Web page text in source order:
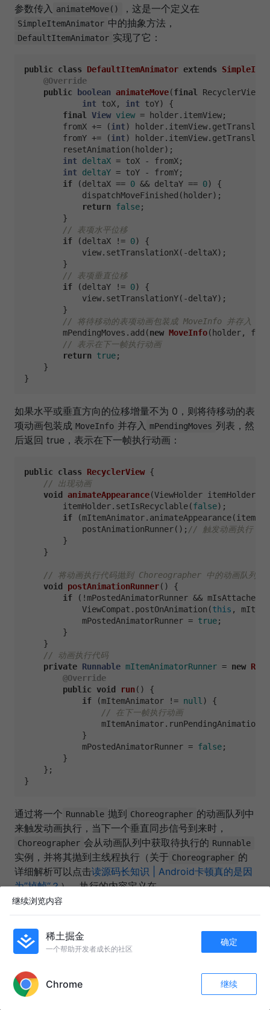
参数传入
animateMove() ，这是一个定义在
SimpleItemAnimator 中的抽象方法，
DefaultItemAnimator 实现了它：
public class DefaultItemAnimator extends
@Override
public
boolean animateMove(final
int toX, int toY)
{
final
View view = holder.itemView;
        fromX += (
int)
        fromY += (
int)
        resetAnimation(holder);
int deltaX = toX - fromX;
int deltaY = toY - fromY;
if (deltaX == 0 && deltaY == 0) {
            dispatchMoveFinished(holder);
return false;
        }
// 表项水平位移
if (deltaX != 0) {
            view.setTranslationX(-deltaX);
        }
// 表项垂直位移
if (deltaY != 0) {
            view.setTranslationY(-deltaY);
        }
// 将待移动的表项动画包装成 MoveInfo 并存入
        mPendingMoves.add(
new MoveInfo(holder,
// 表示在下一帧执行动画
return true;
    }
如果水平或垂直方向的位移增量不为 0，则将待移动的表
项动画包装成 MoveInfo 并存入 mPendingMoves 列表，然
后返回 true，表示在下一帧执行动画：
public class RecyclerView {
// 出现动画
void
animateAppearance(ViewHolder
        itemHolder.setIsRecyclable(
false);
if
            postAnimationRunner();
// 触发动画执行
        }
    }
// 将动画执行代码抛到 Choreographer 中的动画队列中
void
postAnimationRunner()
{
if (!mPostedAnimatorRunner &&
            ViewCompat.postOnAnimation(
this ,
            mPostedAnimatorRunner =
true;
        }
    }
// 动画执行代码
private Runnable mItemAnimatorRunner = new
@Override
public void run()
{
if (mItemAnimator != null ) {
// 在下一帧执行动画
            }
            mPostedAnimatorRunner =
false;
        }
    };
通过将一个 Runnable 抛到 Choreographer 的动画队列中
来触发动画执行，当下一个垂直同步信号到来时，
Choreographer 会从动画队列中获取待执行的 Runnable
实例，并将其抛到主线程执行（关于 Choreographer 的
详细解析可以点击读源码长知识 | Android卡顿真的是因
为”掉帧“？）。执行的内容定义在
ItemAnimator.runPendingAnimations()
public class extends
@Override
public
void runPendingAnimations () {
// 是否有待执行的删除动画
42
继续浏览内容
稀土掘金
一个帮助开发者成长的社区
确定
Chrome 继续